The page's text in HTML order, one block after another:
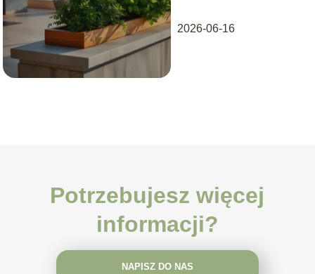
2026-06-16
Potrzebujesz więcej
informacji?
NAPISZ DO NAS